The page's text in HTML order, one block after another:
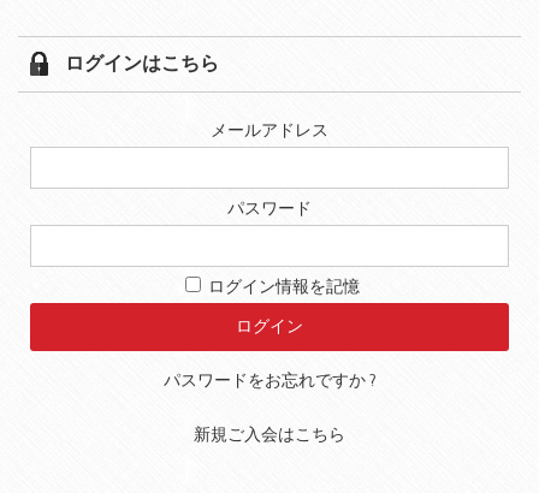
ログインはこちら
メールアドレス
パスワード
ログイン情報を記憶
パスワードをお忘れですか ?
新規ご入会はこちら